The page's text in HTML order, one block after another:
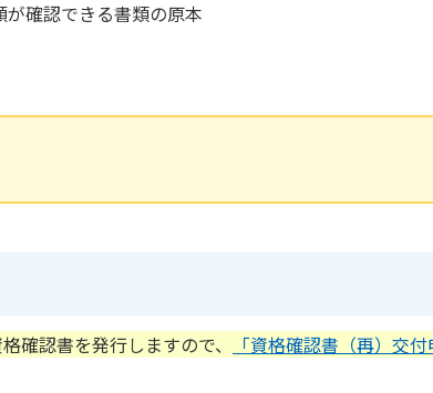
確認できる書類の原本
確認書を発行しますので、
「資格確認書（再）交